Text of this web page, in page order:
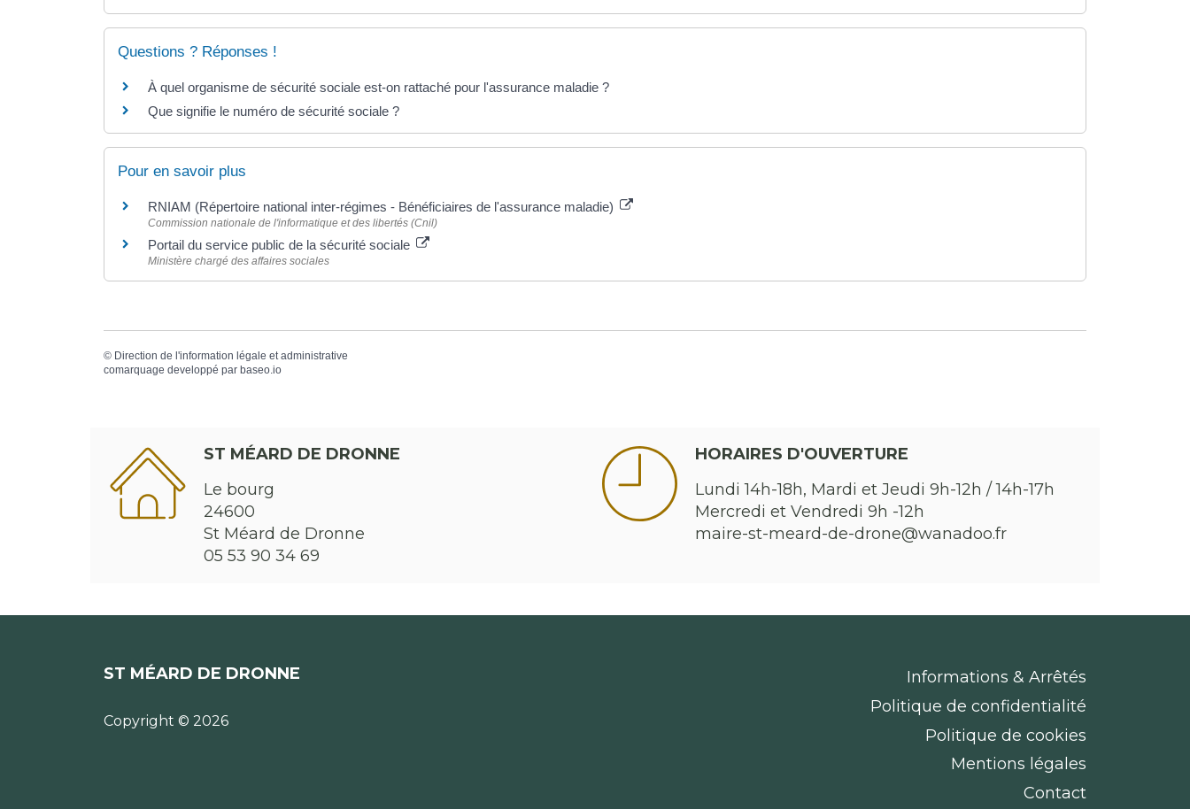
Questions ? Réponses !
À quel organisme de sécurité sociale est-on rattaché pour l'assurance maladie ?
Que signifie le numéro de sécurité sociale ?
Pour en savoir plus
RNIAM (Répertoire national inter-régimes - Bénéficiaires de l'assurance maladie)
Commission nationale de l'informatique et des libertés (Cnil)
Portail du service public de la sécurité sociale
Ministère chargé des affaires sociales
© Direction de l'information légale et administrative
comarquage developpé par baseo.io
ST MÉARD DE DRONNE
Le bourg
24600
St Méard de Dronne
05 53 90 34 69
HORAIRES D'OUVERTURE
Lundi 14h-18h, Mardi et Jeudi 9h-12h / 14h-17h
Mercredi et Vendredi 9h -12h
maire-st-meard-de-drone@wanadoo.fr
ST MÉARD DE DRONNE
Copyright © 2026
Informations & Arrêtés
Politique de confidentialité
Politique de cookies
Mentions légales
Contact